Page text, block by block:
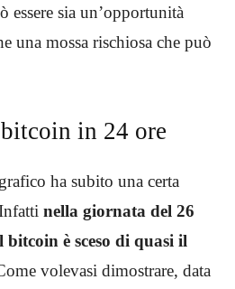
sia un’opportunità
una mossa rischiosa che può
in 24 ore
ha subito una certa
nella giornata del 26
è sceso di quasi il
volevasi dimostrare, data